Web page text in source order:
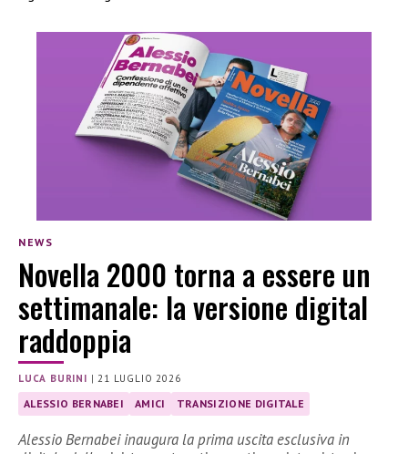
NEWS
Novella 2000 torna a essere un
settimanale: la versione digital
raddoppia
LUCA BURINI | 21 LUGLIO 2026
ALESSIO BERNABEI AMICI TRANSIZIONE DIGITALE
Alessio Bernabei inaugura la prima uscita esclusiva in